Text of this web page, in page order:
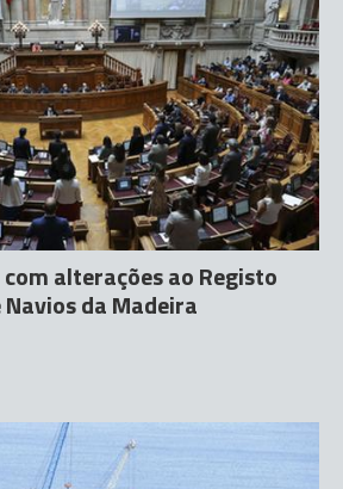
alterações ao Registo
da Madeira